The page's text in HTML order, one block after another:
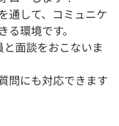
通して、コミュニケ
環境です。
面談をおこないま
問にも対応できます